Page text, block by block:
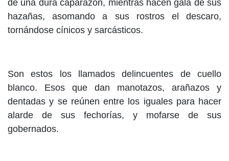
de una dura caparazón, mientras hacen gala de sus
hazañas, asomando a sus rostros el descaro,
tornándose cínicos y sarcásticos.
Son estos los llamados delincuentes de cuello
blanco. Esos que dan manotazos, arañazos y
dentadas y se reúnen entre los iguales para hacer
alarde de sus fechorías, y mofarse de sus
gobernados.